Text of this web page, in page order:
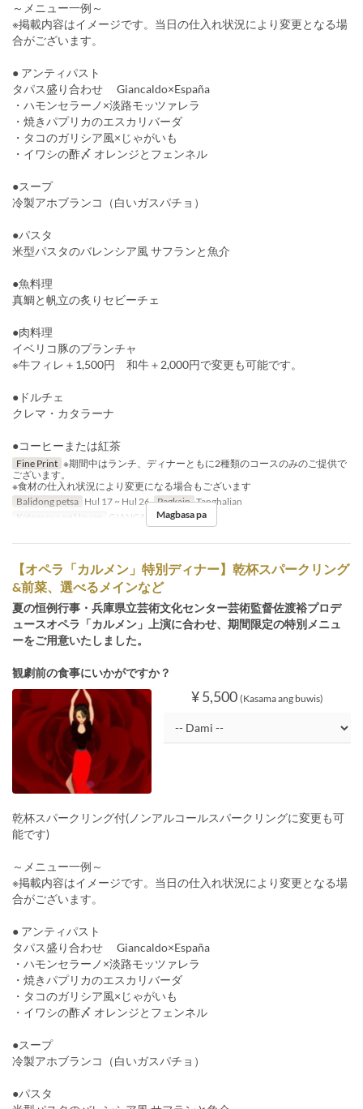
～メニュー一例～
※掲載内容はイメージです。当日の仕入れ状況により変更となる場
合がございます。
● アンティパスト
タパス盛り合わせ Giancaldo×España
・ハモンセラーノ×淡路モッツァレラ
・焼きパプリカのエスカリバーダ
・タコのガリシア風×じゃがいも
・イワシの酢〆 オレンジとフェンネル
●スープ
冷製アホブランコ（白いガスパチョ）
●パスタ
米型パスタのバレンシア風 サフランと魚介
●魚料理
真鯛と帆立の炙りセビーチェ
●肉料理
イベリコ豚のプランチャ
※牛フィレ＋1,500円 和牛＋2,000円で変更も可能です。
●ドルチェ
クレマ・カタラーナ
●コーヒーまたは紅茶
Fine Print ※期間中はランチ、ディナーともに2種類のコースのみのご提供で
ございます。
※食材の仕入れ状況により変更になる場合もございます
Balidong petsa Hul 17 ~ Hul 26 Pagkain Tanghalian
Kategorya ng Upuan
GIANCALDO3Theat
Magbasa pa
【オペラ「カルメン」特別ディナー】乾杯スパークリング
&前菜、選べるメインなど
夏の恒例行事・兵庫県立芸術文化センター芸術監督佐渡裕プロデ
ュースオペラ「カルメン」上演に合わせ、期間限定の特別メニュ
ーをご用意いたしました。
観劇前の食事にいかがですか？
¥ 5,500 (Kasama ang buwis)
乾杯スパークリング付(ノンアルコールスパークリングに変更も可
能です)
～メニュー一例～
※掲載内容はイメージです。当日の仕入れ状況により変更となる場
合がございます。
● アンティパスト
タパス盛り合わせ Giancaldo×España
・ハモンセラーノ×淡路モッツァレラ
・焼きパプリカのエスカリバーダ
・タコのガリシア風×じゃがいも
・イワシの酢〆 オレンジとフェンネル
●スープ
冷製アホブランコ（白いガスパチョ）
●パスタ